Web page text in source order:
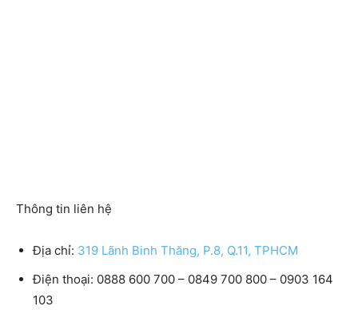
Thông tin liên hệ
Địa chỉ: 319 Lãnh Binh Thăng, P.8, Q.11, TPHCM
Điện thoại: 0888 600 700 – 0849 700 800 – 0903 164
103